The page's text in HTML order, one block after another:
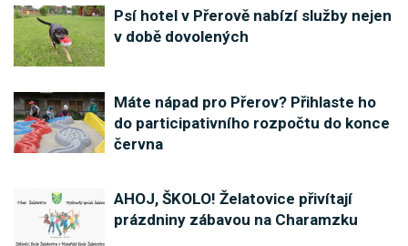
Psí hotel v Přerově nabízí služby nejen
v době dovolených
Máte nápad pro Přerov? Přihlaste ho
do participativního rozpočtu do konce
června
AHOJ, ŠKOLO! Želatovice přivítají
prázdniny zábavou na Charamzku